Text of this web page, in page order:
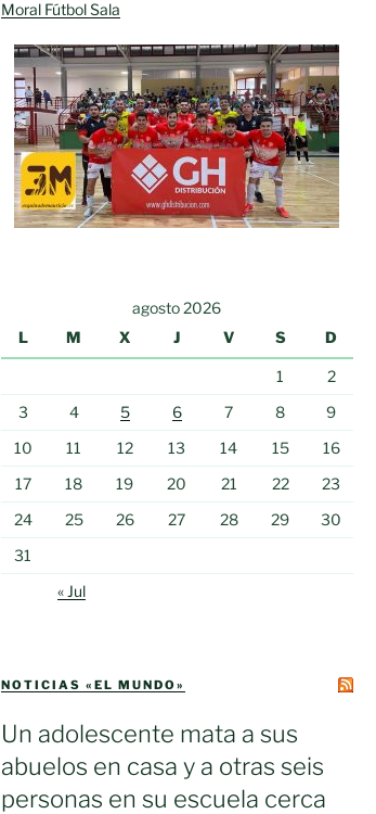
Moral Fútbol Sala
agosto 2026
L
M X J V S D
1
2
3
4 5 6 7 8
9
10
11 12 13 14 15
16
17
18 19 20 21 22
23
24
25 26 27 28 29
30
31
« Jul
NOTICIAS «EL MUNDO»
Un adolescente mata a sus
abuelos en casa y a otras seis
personas en su escuela cerca